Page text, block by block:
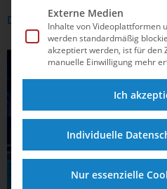
DAS KÖNNTE DICH AUCH
WASSERSPRINGEN
Externe Medien
Inhalte von Videoplattformen
werden standardmäßig
akzeptiert werden, ist für den
manuelle Einwilligung mehr
Ich
Individuelle
Nur essenzielle